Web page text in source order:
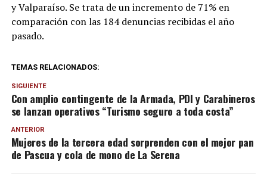
y Valparaíso. Se trata de un incremento de 71% en
comparación con las 184 denuncias recibidas el año
pasado.
TEMAS RELACIONADOS:
SIGUIENTE
Con amplio contingente de la Armada, PDI y Carabineros
se lanzan operativos “Turismo seguro a toda costa”
ANTERIOR
Mujeres de la tercera edad sorprenden con el mejor pan
de Pascua y cola de mono de La Serena